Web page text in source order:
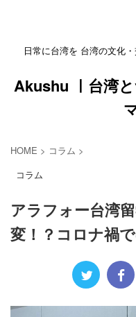
日常に台湾を 台湾の文化
Akushu ㅣ台湾
HOME > コラム >
コラム
アラフォー台湾
変！？コロナ禍